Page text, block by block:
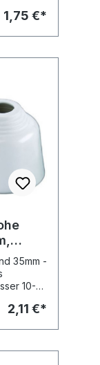
1,75 €*
35mm -
10-22
2,11 €*